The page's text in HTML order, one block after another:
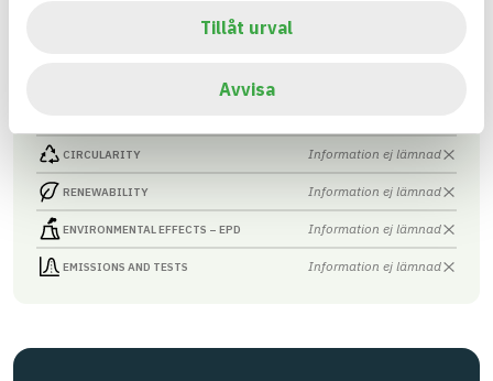
Tillåt urval
Avvisa
BRAND NAME
BASTA ID
HEALTH AND ENVIRONMENTAL HAZARDS
CIRCULARITY Information ej lämnad
RENEWABILITY Information ej lämnad
ENVIRONMENTAL EFFECTS – EPD Information ej lämnad
EMISSIONS AND TESTS Information ej lämnad